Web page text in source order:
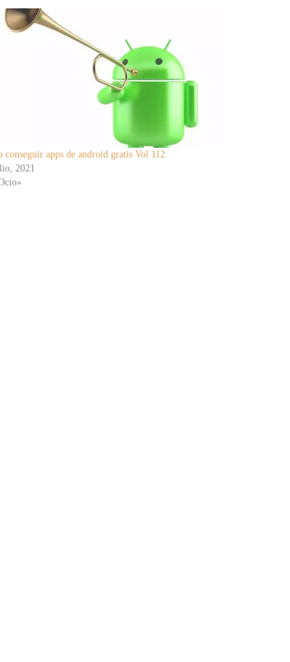
conseguir apps de android gratis Vol 112
2021